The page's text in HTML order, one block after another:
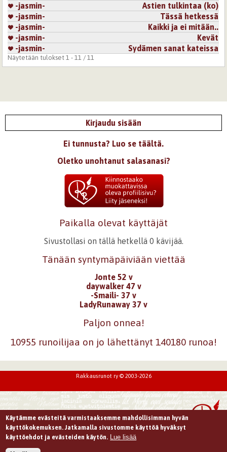
-jasmin-
Astien tulkintaa (ko)
-jasmin-
Tässä hetkessä
-jasmin-
Kaikki ja ei mitään..
-jasmin-
Kevät
-jasmin-
Sydämen sanat kateissa
Näytetään tulokset 1 - 11 / 11
Kirjaudu sisään
Ei tunnusta? Luo se täältä.
Oletko unohtanut salasanasi?
Paikalla olevat käyttäjät
Sivustollasi on tällä hetkellä 0 kävijää.
Tänään syntymäpäiviään viettää
Jonte 52 v
daywalker 47 v
-Smaili- 37 v
LadyRunaway 37 v
Paljon onnea!
10955 runoilijaa on jo lähettänyt 140180 runoa!
Rakkausrunot ry © 2003-2026
Käytämme evästeitä varmistaaksemme mahdollisimman hyvän
käyttökokemuksen. Jatkamalla sivustomme käyttöä hyväksyt
käyttöehdot ja evästeiden käytön. Lue lisää